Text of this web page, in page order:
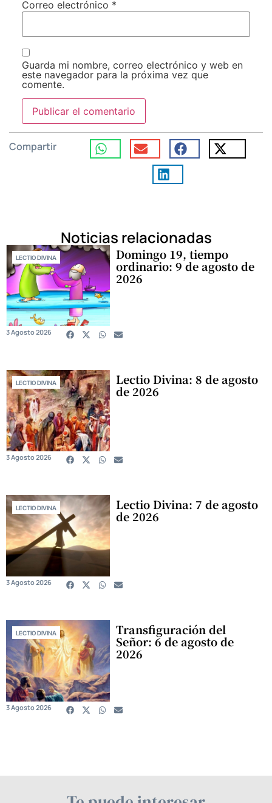
Correo electrónico *
Guarda mi nombre, correo electrónico y web en
este navegador para la próxima vez que
comente.
Compartir
Noticias relacionadas
LECTIO DIVINA Domingo 19, tiempo
ordinario: 9 de agosto de
2026
3 Agosto 2026
LECTIO DIVINA Lectio Divina: 8 de agosto
de 2026
3 Agosto 2026
LECTIO DIVINA Lectio Divina: 7 de agosto
de 2026
3 Agosto 2026
LECTIO DIVINA Transfiguración del
Señor: 6 de agosto de
2026
3 Agosto 2026